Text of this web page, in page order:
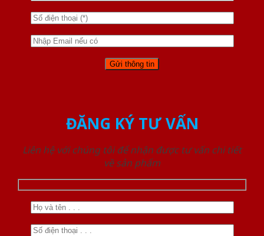
ĐĂNG KÝ TƯ VẤN
Liên hệ với chúng tôi để nhận được tư vấn chi tiết
về sản phẩm